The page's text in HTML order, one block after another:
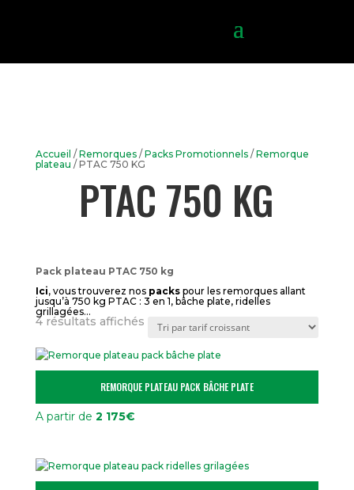
Accueil / Remorques/ Packs Promotionnels/ Remorque
plateau / PTAC 750 KG
PTAC 750 KG
Pack plateau PTAC 750 kg
Ici, vous trouverez nos packspour les remorques allant
jusqu’à 750 kg PTAC : 3 en 1, bâche plate, ridelles
grillagées…
4 résultats affichésTrié
par
croissant
REMORQUE PLATEAU PACK BÂCHE PLATE
A partir de 2 175€